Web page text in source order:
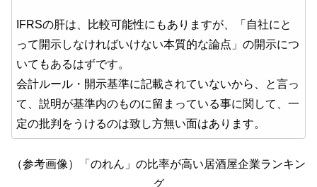
IFRSの肝は、比較可能性にもありますが、「自社にと
って開示しなければいけない本質的な論点」の開示につ
いてもあるはずです。
会計ルール・開示基準に記載されていないから、と言っ
て、説明が基準内のものに留まっている事に関して、一
定の批判をうけるのは致し方無い面はあります。
（参考画像）「のれん」の比率が高い居酒屋企業ランキン
グ